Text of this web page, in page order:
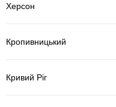
Херсон
Кропивницький
Кривий Ріг